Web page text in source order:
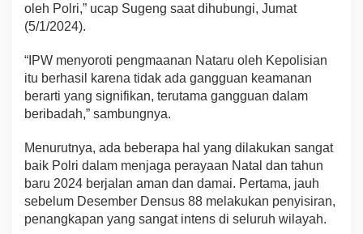
a
B
a
u
2
4
,
T
n
oleh Polri,” ucap Sugeng saat dihubungi, Jumat
(5/1/2024).
“IPW menyoroti pengmaanan Nataru oleh Kepolisian
itu berhasil karena tidak ada gangguan keamanan
berarti yang signifikan, terutama gangguan dalam
beribadah,” sambungnya.
Menurutnya, ada beberapa hal yang dilakukan sangat
baik Polri dalam menjaga perayaan Natal dan tahun
baru 2024 berjalan aman dan damai. Pertama, jauh
sebelum Desember Densus 88 melakukan penyisiran,
penangkapan yang sangat intens di seluruh wilayah.